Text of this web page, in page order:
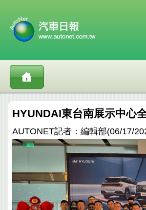
HYUNDAI東台南展示中心
AUTONET記者：編輯部(06/17/